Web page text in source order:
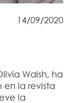
14/09/2020
Walsh, ha
la revista
la